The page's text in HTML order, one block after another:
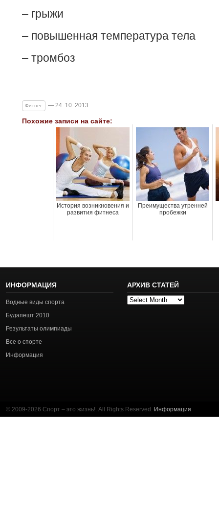
– грыжи
– повышенная температура тела
– тромбоз
Фитнес — 24. 10. 2013
Похожие записи на сайте:
История возникновения и
развития фитнеса
Преимущества утренней
пробежки
ИНФОРМАЦИЯ
Водные виды спорта
Будапешт 2010
Результаты олимпиады
Все о спорте
Информация
АРХИВ СТАТЕЙ
Архив
© 2009-2026 Спорт – это жизнь!. All Rights Reserved. Информация